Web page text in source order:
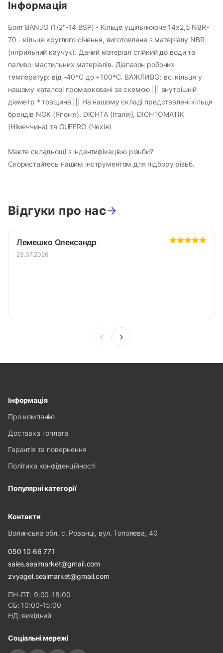
Інформація
Болт BANJO (1/2"-14 BSP) - Кільце ущільнююче 14х2,5 NBR-
70 - кільце круглого січення, виготовлене з матеріалу NBR
(нітрильний каучук). Даний матеріал стійкий до води та
паливо-мастильних матеріалів. Діапазон робочих
температур: від -40*С до +100*С. ВАЖЛИВО: всі кільця у
нашому каталозі промарковані за схемою ||| внутрішній
діаметр * товщина ||| На нашому складі представлені кільця
брендів NOK (Японія), DICHTA (Італія), DICHTOMATIK
(Німеччина) та GUFERO (Чехія)
Маєте складнощі з індентифікацією різьби?
Скористайтесь нашим інструментом для підбору різьб.
Відгуки про нас
Лемешко Олександр
23.07.2026
Інформація
Про компанію
Доставка і оплата
Гарантія та повернення
Політика конфіденційності
Популярні категорії
Контакти
Волинська обл. с. Рованці, вул. Тополева, 40
050 10 66 771
sales.sealmarket@gmail.com
zvyagel.sealmarket@gmail.com
ПН-ПТ: 9:00-18:00
СБ: 10:00-15:00
НД: вихідний
Соціальні мережі